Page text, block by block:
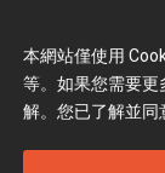
本網站僅使用
等。如果您需要更
解。您已了解並同